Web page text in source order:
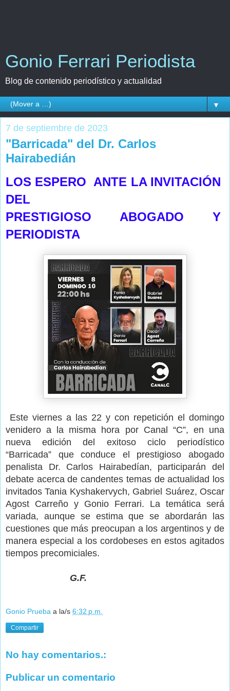
Gonio Ferrari Periodista
Blog de contenido periodístico y actualidad
▼
7 de septiembre de 2023
"Barricada" del Dr. Carlos
Hairabedián
LOS ESPERO ANTE LA INVITACIÓN
DEL
PRESTIGIOSO ABOGADO Y
PERIODISTA
Este viernes a las 22 y con repetición el domingo
venidero a la misma hora por Canal “C”, en una
nueva edición del exitoso ciclo periodístico
“Barricada” que conduce el prestigioso abogado
penalista Dr. Carlos Hairabedían, participarán del
debate acerca de candentes temas de actualidad los
invitados Tania Kyshakervych, Gabriel Suárez, Oscar
Agost Carreño y Gonio Ferrari. La temática será
variada, aunque se estima que se abordarán las
cuestiones que más preocupan a los argentinos y de
manera especial a los cordobeses en estos agitados
tiempos precomiciales.
G.F.
Gonio Prueba a la/s 6:32 p.m.
Compartir
No hay comentarios.:
Publicar un comentario